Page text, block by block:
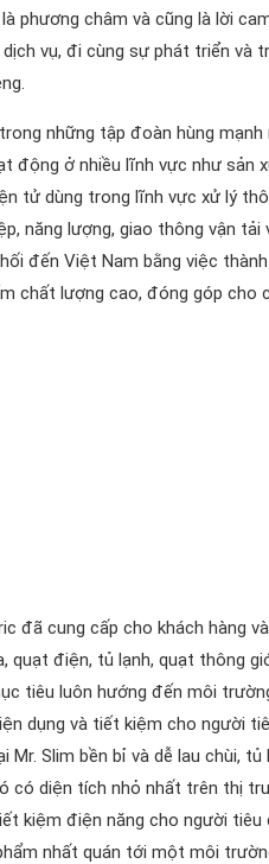
châm và cũng là lời
vụ, đi cùng sự phát triển và
những tập đoàn hùng
động ở nhiều lĩnh vực như sản
tử dùng trong lĩnh vực xử lý
năng lượng, giao thông vận tải
đến Việt Nam bằng việc
chất lượng cao, đóng góp cho
đã cung cấp cho khách hàng
điện, tủ lạnh, quạt thông
tiêu luôn hướng đến môi
dụng và tiết kiệm cho người
Mr. Slim bền bỉ và dễ lau chùi,
có diện tích nhỏ nhất trên thị
kiệm điện năng cho người
nhất quán tới một môi